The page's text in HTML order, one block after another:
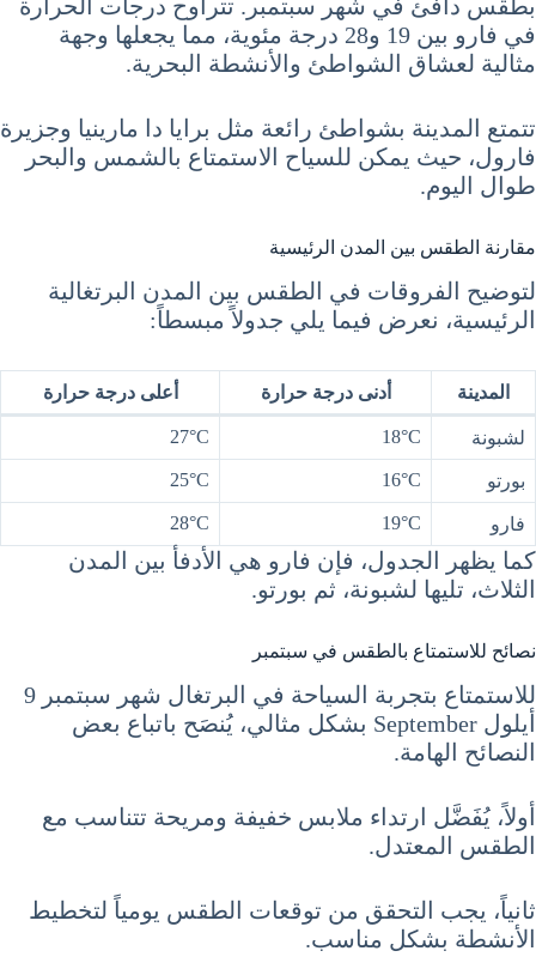
بطقس دافئ في شهر سبتمبر. تتراوح درجات الحرارة
في فارو بين 19 و28 درجة مئوية، مما يجعلها وجهة
مثالية لعشاق الشواطئ والأنشطة البحرية.
تتمتع المدينة بشواطئ رائعة مثل برايا دا مارينيا وجزيرة
فارول، حيث يمكن للسياح الاستمتاع بالشمس والبحر
طوال اليوم.
مقارنة الطقس بين المدن الرئيسية
لتوضيح الفروقات في الطقس بين المدن البرتغالية
الرئيسية، نعرض فيما يلي جدولاً مبسطاً:
المدينة أدنى درجة حرارة أعلى درجة حرارة
لشبونة 18°C
27°C
بورتو 16°C
25°C
فارو 19°C
28°C
كما يظهر الجدول، فإن فارو هي الأدفأ بين المدن
الثلاث، تليها لشبونة، ثم بورتو.
نصائح للاستمتاع بالطقس في سبتمبر
للاستمتاع بتجربة السياحة في البرتغال شهر سبتمبر 9
أيلول September بشكل مثالي، يُنصَح باتباع بعض
النصائح الهامة.
أولاً، يُفَضَّل ارتداء ملابس خفيفة ومريحة تتناسب مع
الطقس المعتدل.
ثانياً، يجب التحقق من توقعات الطقس يومياً لتخطيط
الأنشطة بشكل مناسب.